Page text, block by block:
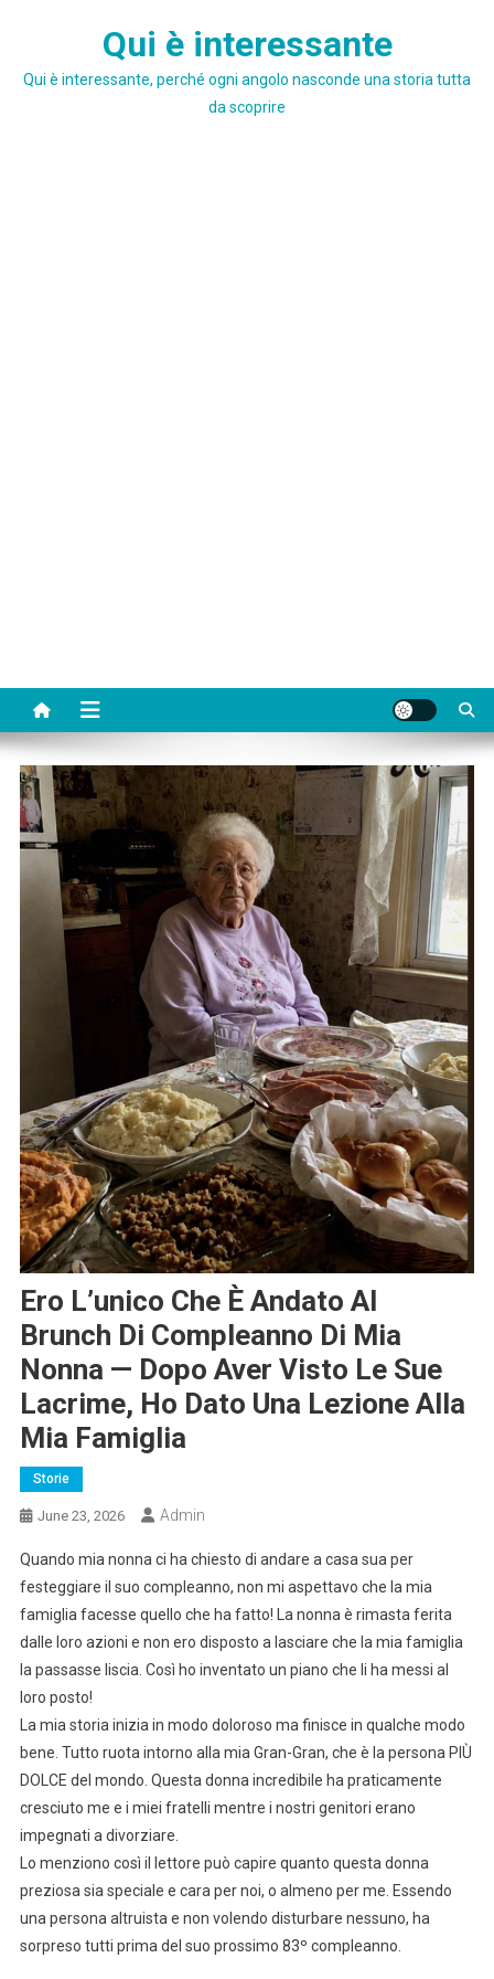
Qui è interessante
Qui è interessante, perché ogni angolo nasconde una storia tutta
da scoprire
Ero L’unico Che È Andato Al
Brunch Di Compleanno Di Mia
Nonna — Dopo Aver Visto Le Sue
Lacrime, Ho Dato Una Lezione Alla
Mia Famiglia
Storie
June 23, 2026 Admin
Quando mia nonna ci ha chiesto di andare a casa sua per
festeggiare il suo compleanno, non mi aspettavo che la mia
famiglia facesse quello che ha fatto! La nonna è rimasta ferita
dalle loro azioni e non ero disposto a lasciare che la mia famiglia
la passasse liscia. Così ho inventato un piano che li ha messi al
loro posto!
La mia storia inizia in modo doloroso ma finisce in qualche modo
bene. Tutto ruota intorno alla mia Gran-Gran, che è la persona PIÙ
DOLCE del mondo. Questa donna incredibile ha praticamente
cresciuto me e i miei fratelli mentre i nostri genitori erano
impegnati a divorziare.
Lo menziono così il lettore può capire quanto questa donna
preziosa sia speciale e cara per noi, o almeno per me. Essendo
una persona altruista e non volendo disturbare nessuno, ha
sorpreso tutti prima del suo prossimo 83º compleanno.